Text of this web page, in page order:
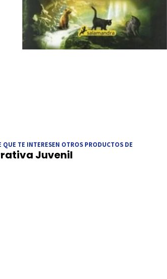
QUE TE INTERESEN OTROS PRODUCTOS DE
Juvenil